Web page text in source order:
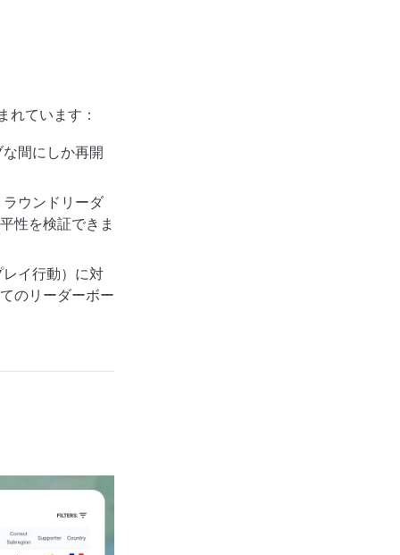
れています：
間にしか再開
ウンドリーダ
性を検証できま
イ行動）に対
のリーダーボー